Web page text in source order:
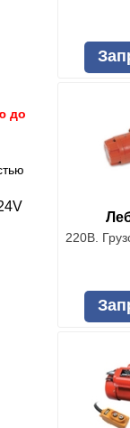
до
220В.